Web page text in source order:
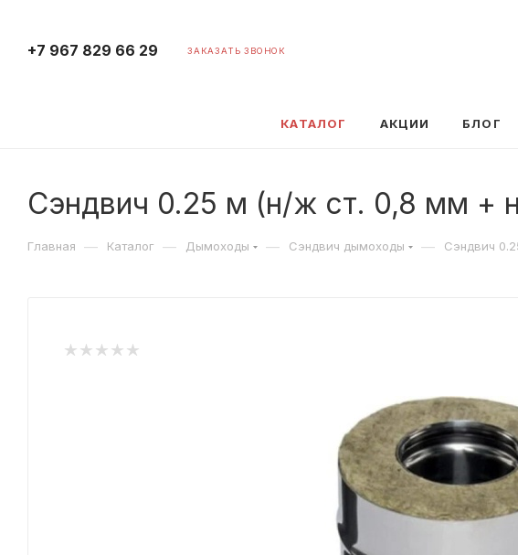
+7 967 829 66 29 ЗАКАЗАТЬ ЗВОНОК
КАТАЛОГ АКЦИИ БЛОГ
Сэндвич 0.25 м (н/ж ст. 0,8 мм +
Главная — Каталог — Дымоходы — Сэндвич дымоходы — Сэндвич